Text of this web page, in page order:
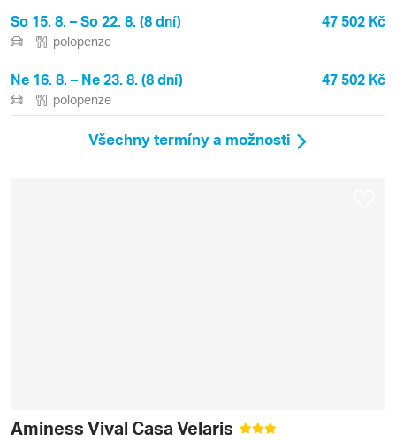
So 15. 8. – So 22. 8. (8 dní) 47 502 Kč
polopenze
Ne 16. 8. – Ne 23. 8. (8 dní) 47 502 Kč
polopenze
Všechny termíny a možnosti
Aminess Vival Casa Velaris